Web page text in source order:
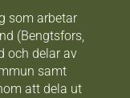
som arbetar
(Bengtsfors,
och delar av
samt
att dela ut